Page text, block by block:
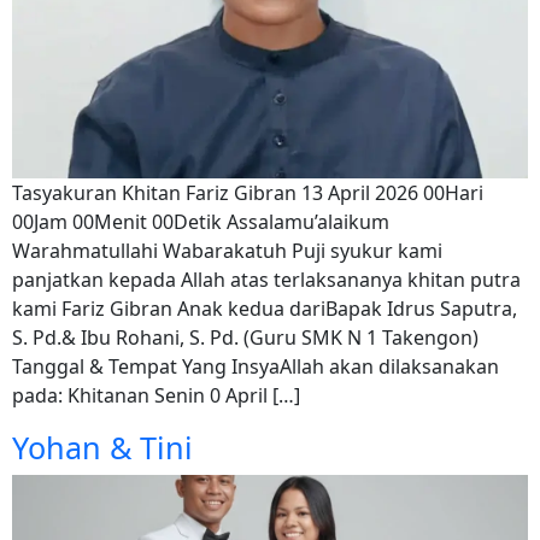
Tasyakuran Khitan Fariz Gibran 13 April 2026 00Hari
00Jam 00Menit 00Detik Assalamu’alaikum
Warahmatullahi Wabarakatuh Puji syukur kami
panjatkan kepada Allah atas terlaksananya khitan putra
kami Fariz Gibran Anak kedua dariBapak Idrus Saputra,
S. Pd.& Ibu Rohani, S. Pd. (Guru SMK N 1 Takengon)
Tanggal & Tempat Yang InsyaAllah akan dilaksanakan
pada: Khitanan Senin 0 April […]
Yohan & Tini